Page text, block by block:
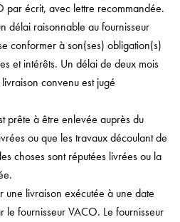
par écrit, avec lettre recommandée.
délai raisonnable au fournisseur
conformer à son(ses) obligation(s)
et intérêts. Un délai de deux mois
convenu est jugé
prête à être enlevée auprès du
ou que les travaux découlant de
choses sont réputées livrées ou la
une livraison exécutée à une date
fournisseur VACO. Le fournisseur